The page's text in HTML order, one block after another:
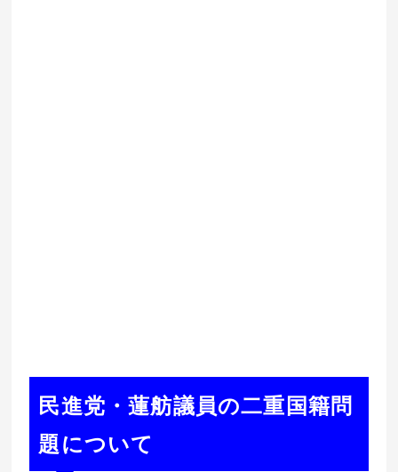
民進党・蓮舫議員の二重国籍問
題について